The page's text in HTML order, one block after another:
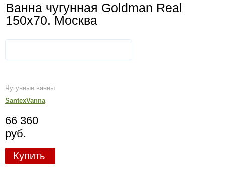
Ванна чугунная Goldman Real
150х70. Москва
Чугунные ванны
SantexVanna
66 360
руб.
Купить